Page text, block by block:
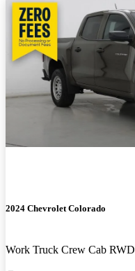
2024 Chevrolet Colorado
Work Truck Crew Cab RWD